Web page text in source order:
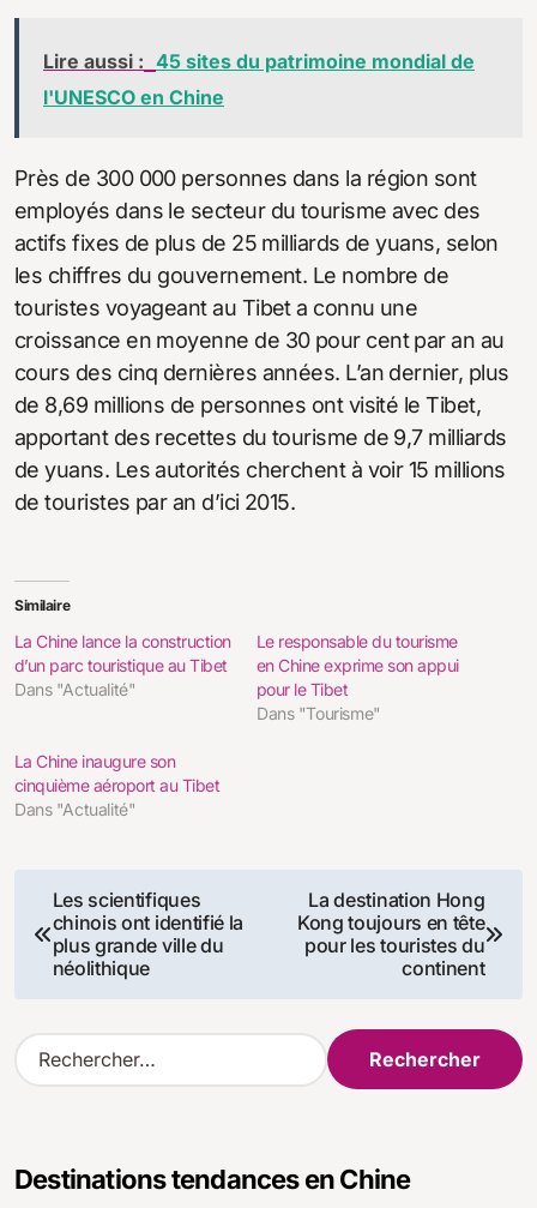
Lire aussi : 45 sites du patrimoine mondial de
l'UNESCO en Chine
Près de 300 000 personnes dans la région sont
employés dans le secteur du tourisme avec des
actifs fixes de plus de 25 milliards de yuans, selon
les chiffres du gouvernement. Le nombre de
touristes voyageant au Tibet a connu une
croissance en moyenne de 30 pour cent par an au
cours des cinq dernières années. L’an dernier, plus
de 8,69 millions de personnes ont visité le Tibet,
apportant des recettes du tourisme de 9,7 milliards
de yuans. Les autorités cherchent à voir 15 millions
de touristes par an d’ici 2015.
Similaire
La Chine lance la construction
d’un parc touristique au Tibet
Dans "Actualité"
Le responsable du tourisme
en Chine exprime son appui
pour le Tibet
Dans "Tourisme"
La Chine inaugure son
cinquième aéroport au Tibet
Dans "Actualité"
Navigation
de
Les scientifiques
chinois ont identifié la
plus grande ville du
néolithique
La destination Hong
Kong toujours en tête
pour les touristes du
continent
R
e
rDestinations tendances en Chine